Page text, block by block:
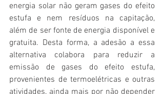
energia solar não geram gases do efeito
estufa e nem resíduos na capitação,
além de ser fonte de energia disponível e
gratuita. Desta forma, a adesão a essa
alternativa colabora para reduzir a
emissão de gases do efeito estufa,
provenientes de termoelétricas e outras
atividades, ainda mais por não depender